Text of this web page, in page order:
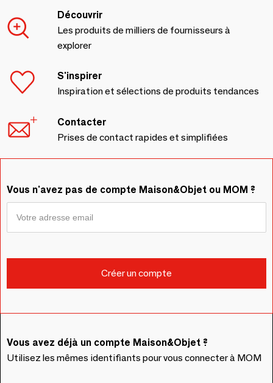
Découvrir
Les produits de milliers de fournisseurs à
explorer
S'inspirer
Inspiration et sélections de produits tendances
Contacter
Prises de contact rapides et simplifiées
Vous n'avez pas de compte Maison&Objet ou MOM ?
Vous avez déjà un compte Maison&Objet ?
Utilisez les mêmes identifiants pour vous connecter à MOM